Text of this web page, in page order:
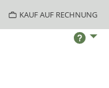
KAUF AUF RECHNUNG